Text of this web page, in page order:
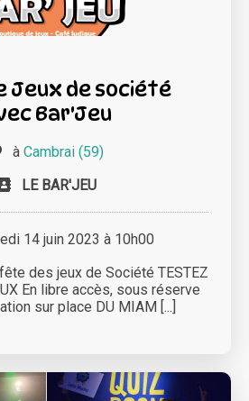
Jeux de société
Bar'Jeu
à Cambrai (59)
LE BAR'JEU
14 juin 2023 à 10h00
des jeux de Société TESTEZ
En libre accès, sous réserve
sur place DU MIAM [...]